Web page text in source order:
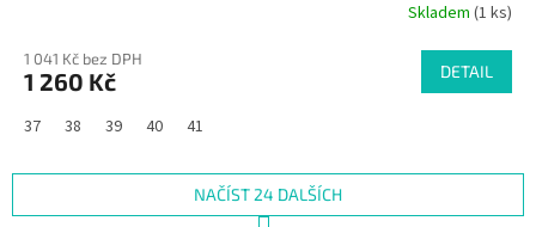
Skladem (1 ks)
1 041 Kč bez DPH
1 260 Kč DETAIL
37 38 39 40 41
NAČÍST 24 DALŠÍCH